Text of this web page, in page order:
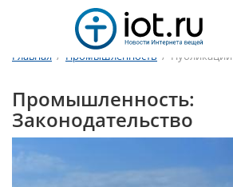
Главная / Промышленность / Публикации
Промышленность:
Законодательство